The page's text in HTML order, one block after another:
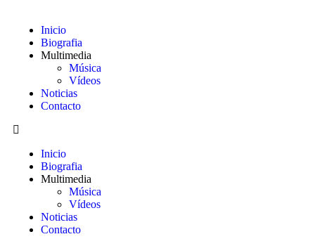
Inicio
Biografia
Multimedia
Música
Vídeos
Noticias
Contacto
Inicio
Biografia
Multimedia
Música
Vídeos
Noticias
Contacto